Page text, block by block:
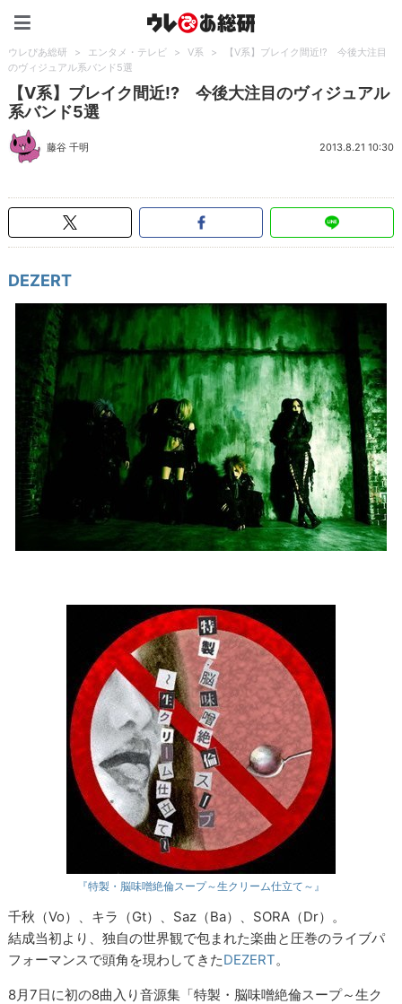
ウレぴあ総研 > エンタメ・テレビ > V系 >
【V系】ブレイク間近!? 今後大注目
のヴィジュアル系バンド5選
【V系】ブレイク間近!? 今後大注目のヴィジュアル
系バンド5選
藤谷 千明 2013.8.21 10:30
DEZERT
『特製・脳味噌絶倫スープ～生クリーム仕立て～』
千秋（Vo）、キラ（Gt）、Saz（Ba）、SORA（Dr）。
結成当初より、独自の世界観で包まれた楽曲と圧巻のライブパ
フォーマンスで頭角を現わしてきたDEZERT。
8月7日に初の8曲入り音源集「特製・脳味噌絶倫スープ～生ク